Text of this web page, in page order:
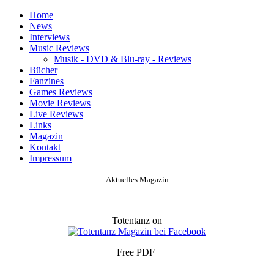
Home
News
Interviews
Music Reviews
Musik - DVD & Blu-ray - Reviews
Bücher
Fanzines
Games Reviews
Movie Reviews
Live Reviews
Links
Magazin
Kontakt
Impressum
Aktuelles Magazin
Totentanz on
Free PDF